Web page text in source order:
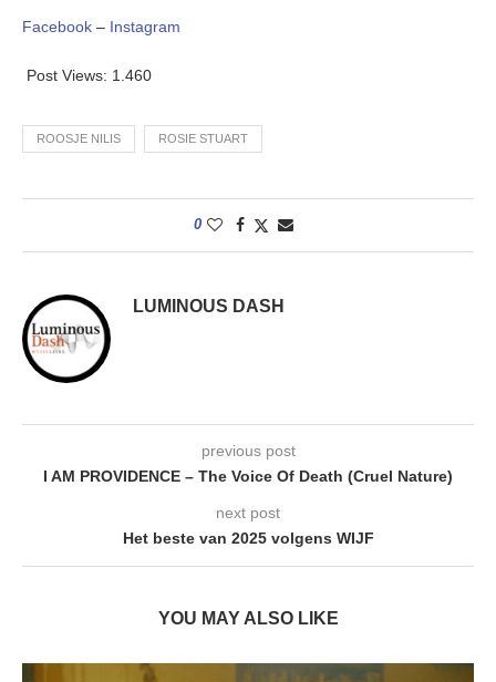
Facebook – Instagram
Post Views: 1.460
ROOSJE NILIS ROSIE STUART
0
LUMINOUS DASH
previous post
I AM PROVIDENCE – The Voice Of Death (Cruel Nature)
next post
Het beste van 2025 volgens WIJF
YOU MAY ALSO LIKE